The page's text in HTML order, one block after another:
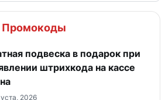
Промокоды
подвеска в подарок при
штрихкода на кассе
2026